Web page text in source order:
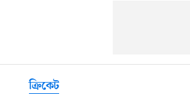
ক্রিকেট